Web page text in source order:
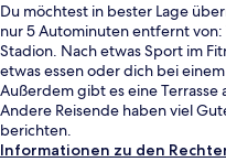
Du möchtest in bester Lage
nur 5 Autominuten entfernt
Stadion. Nach etwas Sport im
etwas essen oder dich bei
Außerdem gibt es eine Terrasse
Andere Reisende haben viel
berichten.
Informationen zu den